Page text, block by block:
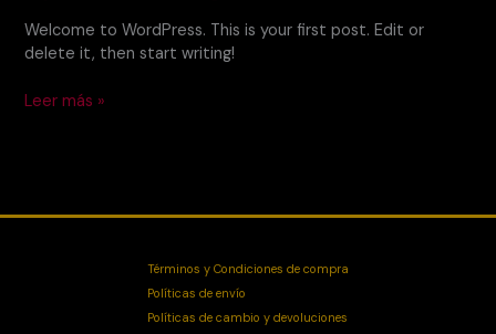
Welcome to WordPress. This is your first post. Edit or
delete it, then start writing!
Leer más »
Términos y Condiciones de compra
Políticas de envío
Políticas de cambio y devoluciones